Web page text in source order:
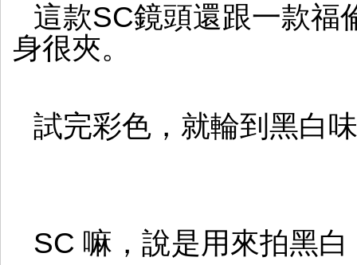
這款SC鏡頭還跟一款福
身很夾。
試完彩色，就輪到黑白
SC 嘛，說是用來拍黑